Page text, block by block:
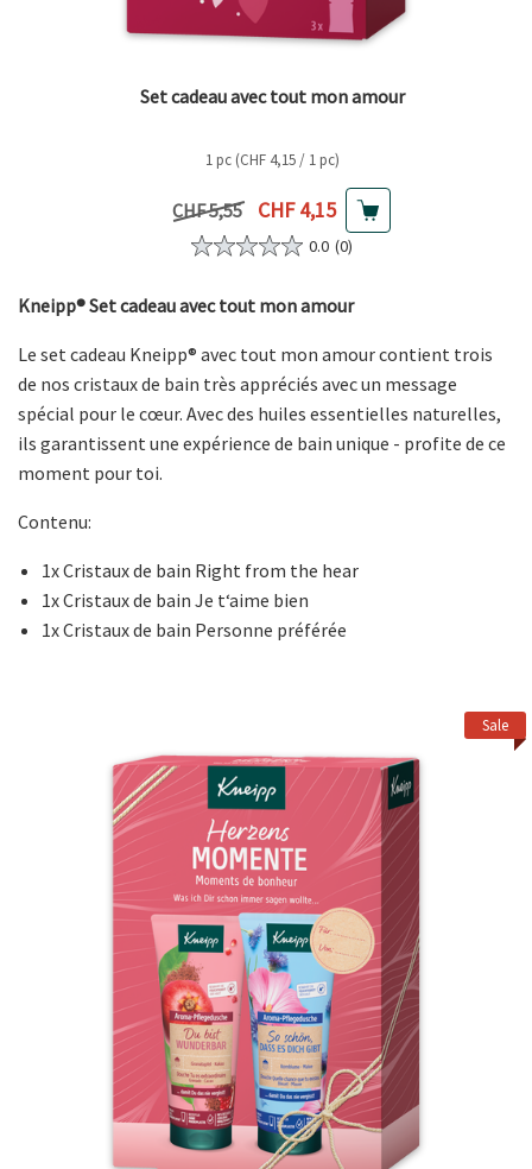
Set cadeau avec tout mon amour
1 pc (CHF 4,15 / 1 pc)
Prix précédent
CHF 5,55 Prix actuel
CHF 4,15
0.0 (0)
Kneipp® Set cadeau avec tout mon amour
Le set cadeau Kneipp® avec tout mon amour contient trois
de nos cristaux de bain très appréciés avec un message
spécial pour le cœur. Avec des huiles essentielles naturelles,
ils garantissent une expérience de bain unique - profite de ce
moment pour toi.
Contenu:
1x Cristaux de bain Right from the hear
1x Cristaux de bain Je t‘aime bien
1x Cristaux de bain Personne préférée
Sale